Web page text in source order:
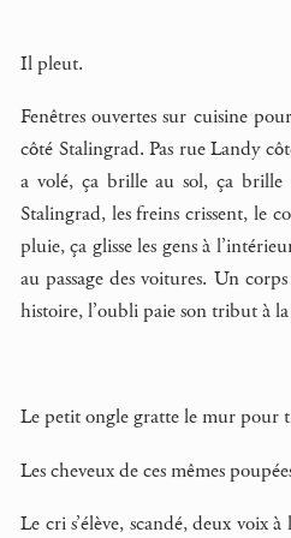
Il pleut.
Fenêtres ouvertes sur cuisine
côté Stalingrad. Pas rue Landy
a volé, ça brille au sol, ça
Stalingrad, les freins crissent, le
pluie, ça glisse les gens à
au passage des voitures. Un
histoire, l’oubli paie son tribut à
Le petit ongle gratte le mur pour
Les cheveux de ces mêmes
Le cri s’élève, scandé, deux voix